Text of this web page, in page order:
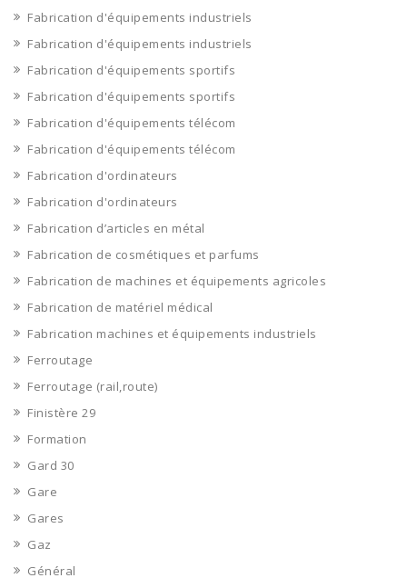
Fabrication d'équipements industriels
Fabrication d'équipements industriels
Fabrication d'équipements sportifs
Fabrication d'équipements sportifs
Fabrication d'équipements télécom
Fabrication d'équipements télécom
Fabrication d'ordinateurs
Fabrication d'ordinateurs
Fabrication d’articles en métal
Fabrication de cosmétiques et parfums
Fabrication de machines et équipements agricoles
Fabrication de matériel médical
Fabrication machines et équipements industriels
Ferroutage
Ferroutage (rail,route)
Finistère 29
Formation
Gard 30
Gare
Gares
Gaz
Général